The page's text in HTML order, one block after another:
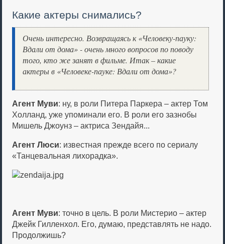
Какие актеры снимались?
Очень интересно. Возвращаясь к «Человеку-пауку:
Вдали от дома» - очень много вопросов по поводу
того, кто же занят в фильме. Итак – какие
актеры в «Человеке-пауке: Вдали от дома»?
Агент Муви: ну, в роли Питера Паркера – актер Том
Холланд, уже упоминали его. В роли его зазнобы
Мишель Джоунз – актриса Зендайя...
Агент Люси: известная прежде всего по сериалу
«Танцевальная лихорадка».
Агент Муви: точно в цель. В роли Мистерио – актер
Джейк Гилленхол. Его, думаю, представлять не надо.
Продолжишь?